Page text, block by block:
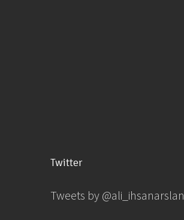
Twitter
Tweets by @ali_ihsanarslan